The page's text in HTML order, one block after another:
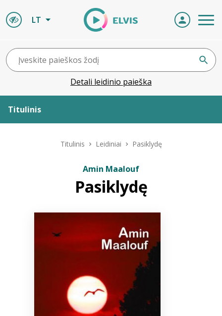
LT
Detali leidinio paieška
Titulinis
Titulinis Leidiniai Pasiklydę
Amin Maalouf
Pasiklydę